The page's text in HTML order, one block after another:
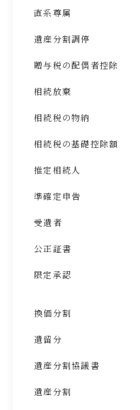
直系尊属
遺産分割調停
贈与税の配偶者控除
相続放棄
相続税の物納
相続税の基礎控除額
推定相続人
準確定申告
受遺者
公正証書
限定承認
換価分割
遺留分
遺産分割協議書
遺産分割